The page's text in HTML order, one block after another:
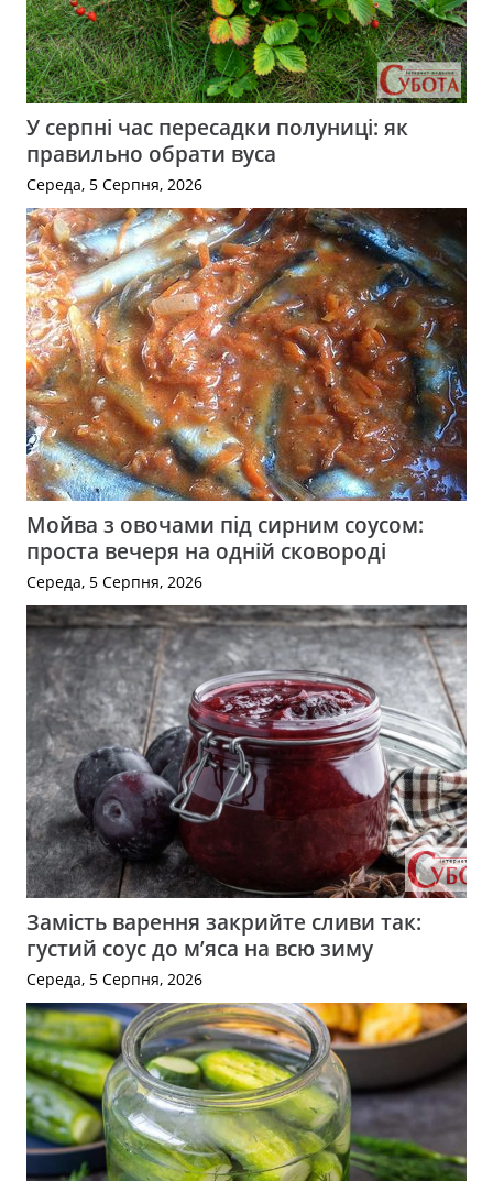
У серпні час пересадки полуниці: як
правильно обрати вуса
Середа, 5 Серпня, 2026
Мойва з овочами під сирним соусом:
проста вечеря на одній сковороді
Середа, 5 Серпня, 2026
Замість варення закрийте сливи так:
густий соус до м’яса на всю зиму
Середа, 5 Серпня, 2026